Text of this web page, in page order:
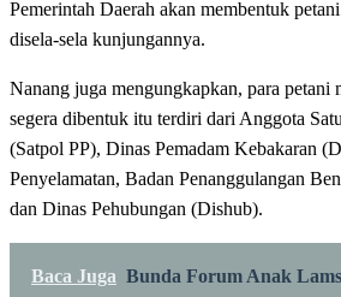
Pemerintah Daerah akan membentuk
disela-sela kunjungannya.
Nanang juga mengungkapkan, para petani
segera dibentuk itu terdiri dari Anggota
(Satpol PP), Dinas Pemadam Kebakaran
Penyelamatan, Badan Penanggulangan
dan Dinas Pehubungan (Dishub).
Baca Juga Bunda Forum Anak